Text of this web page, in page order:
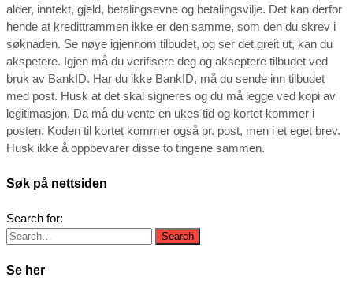
alder, inntekt, gjeld, betalingsevne og betalingsvilje. Det kan derfor
hende at kredittrammen ikke er den samme, som den du skrev i
søknaden. Se nøye igjennom tilbudet, og ser det greit ut, kan du
akspetere. Igjen må du verifisere deg og akseptere tilbudet ved
bruk av BankID. Har du ikke BankID, må du sende inn tilbudet
med post. Husk at det skal signeres og du må legge ved kopi av
legitimasjon. Da må du vente en ukes tid og kortet kommer i
posten. Koden til kortet kommer også pr. post, men i et eget brev.
Husk ikke å oppbevarer disse to tingene sammen.
Søk på nettsiden
Search for:
Se her